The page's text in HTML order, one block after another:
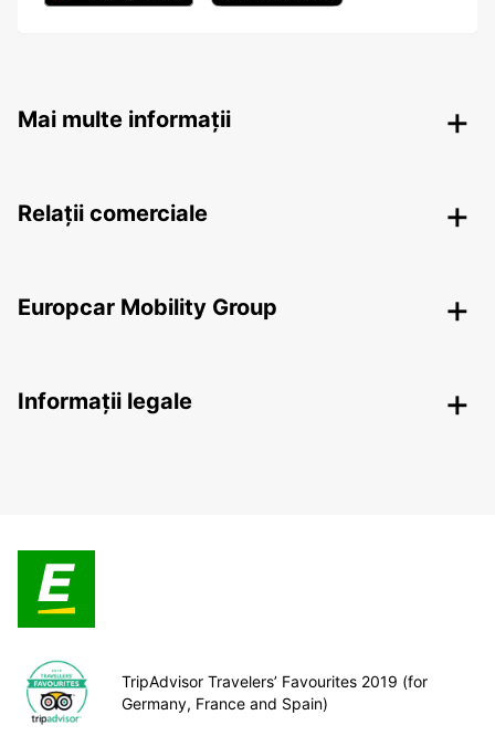
Mai multe informații
Relații comerciale
Europcar Mobility Group
Informații legale
TripAdvisor Travelers’ Favourites 2019 (for
Germany, France and Spain)